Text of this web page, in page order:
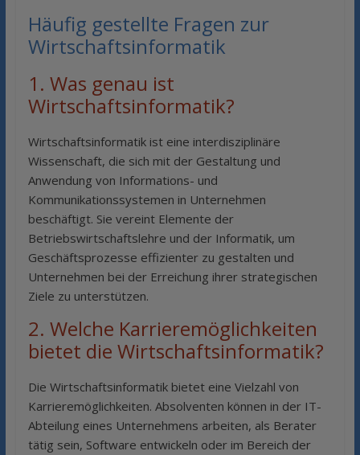
Häufig gestellte Fragen zur
Wirtschaftsinformatik
1. Was genau ist
Wirtschaftsinformatik?
Wirtschaftsinformatik ist eine interdisziplinäre
Wissenschaft, die sich mit der Gestaltung und
Anwendung von Informations- und
Kommunikationssystemen in Unternehmen
beschäftigt. Sie vereint Elemente der
Betriebswirtschaftslehre und der Informatik, um
Geschäftsprozesse effizienter zu gestalten und
Unternehmen bei der Erreichung ihrer strategischen
Ziele zu unterstützen.
2. Welche Karrieremöglichkeiten
bietet die Wirtschaftsinformatik?
Die Wirtschaftsinformatik bietet eine Vielzahl von
Karrieremöglichkeiten. Absolventen können in der IT-
Abteilung eines Unternehmens arbeiten, als Berater
tätig sein, Software entwickeln oder im Bereich der